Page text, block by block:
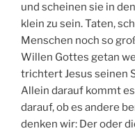
und scheinen sie in
klein zu sein. Taten,
Menschen noch so
Willen Gottes getan
trichtert Jesus seinen
Allein darauf kommt
darauf, ob es andere
denken wir: Der oder